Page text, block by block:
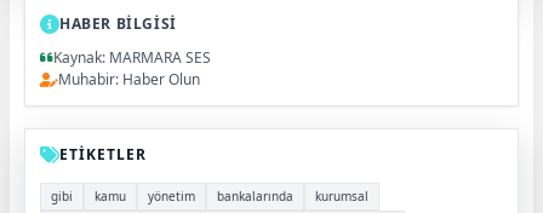
HABER BİLGİSİ
Kaynak: MARMARA SES
Muhabir: Haber Olun
ETİKETLER
gibi kamu yönetim bankalarında
kurumsal